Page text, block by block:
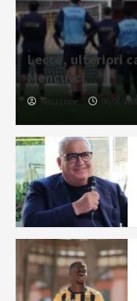
Lecce, ulteriori
Mencucci
Redazione 06/08/